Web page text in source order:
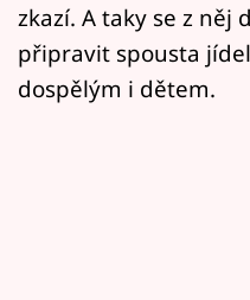
zkazí. A taky se z něj
připravit spousta
dospělým i dětem.